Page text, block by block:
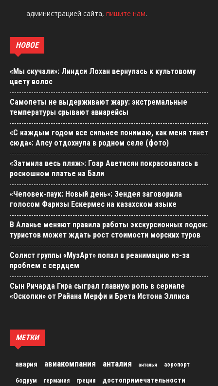
администрацией сайта, пишите нам.
НОВОЕ
«Мы скучали»: Линдси Лохан вернулась к культовому
цвету волос
Самолеты не выдерживают жару: экстремальные
температуры срывают авиарейсы
«С каждым годом все сильнее понимаю, как меня тянет
сюда»: Алсу отдохнула в родном селе (фото)
«Затмила весь пляж»: Гоар Аветисян покрасовалась в
роскошном платье на Бали
«Человек-паук: Новый день»: Зендея заговорила
голосом Фаризы Ескермес на казахском языке
В Аланье меняют правила работы экскурсионных лодок:
туристов может ждать рост стоимости морских туров
Солист группы «МузАрт» попал в реанимацию из-за
проблем с сердцем
Сын Ричарда Гира сыграл главную роль в сериале
«Осколки» от Райана Мерфи и Брета Истона Эллиса
МЕТКИ
авария авиакомпания анталия анталья аэропорт
бодрум германия греция достопримечательности